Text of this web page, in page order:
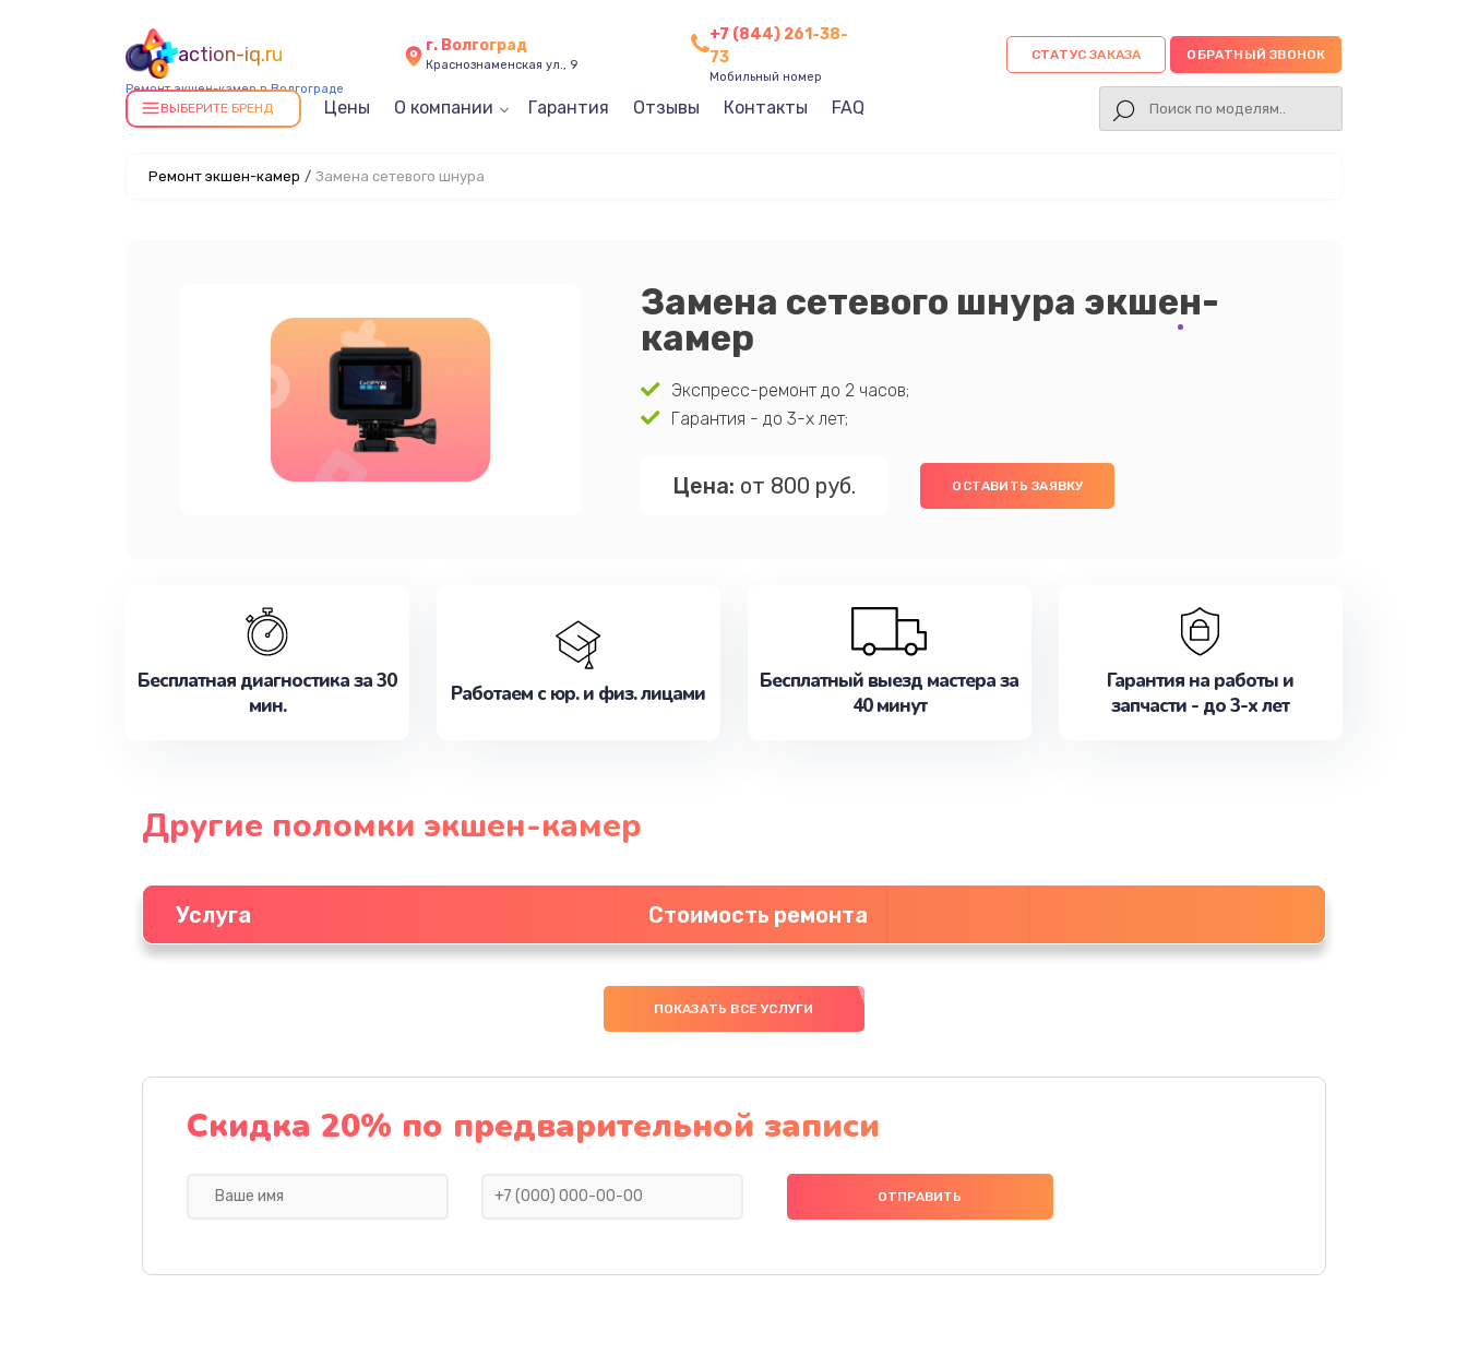
action-iq.ru
Ремонт экшен-камер в Волгограде
г. Волгоград
Краснознаменская ул., 9
+7 (844) 261-38-
73
Мобильный номер
СТАТУС ЗАКАЗА ОБРАТНЫЙ ЗВОНОК
ВЫБЕРИТЕ БРЕНД Цены О компании Гарантия Отзывы Контакты FAQ
Ремонт экшен-камер / Замена сетевого шнура
Замена сетевого шнура экшен-
камер
Экспресс-ремонт до 2 часов;
Гарантия - до 3-х лет;
Цена: от 800 руб. ОСТАВИТЬ ЗАЯВКУ
Бесплатная диагностика за 30
мин.
Работаем с юр. и физ. лицами
Бесплатный выезд мастера за
40 минут
Гарантия на работы и
запчасти - до 3-х лет
Другие поломки экшен-камер
Услуга Стоимость ремонта
ПОКАЗАТЬ ВСЕ УСЛУГИ
Скидка 20% по предварительной записи